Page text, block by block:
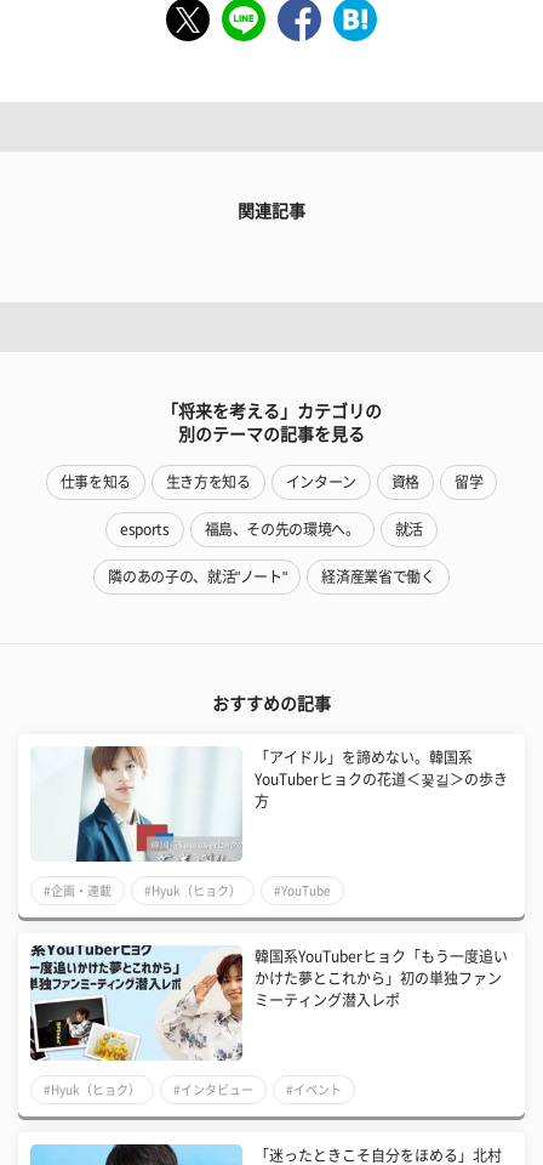
関連記事
「将来を考える」カテゴリの
別のテーマの記事を見る
仕事を知る 生き方を知る インターン 資格 留学
esports 福島、その先の環境へ。 就活
隣のあの子の、就活"ノート" 経済産業省で働く
おすすめの記事
「アイドル」を諦めない。韓国系
YouTuberヒョクの花道＜꽃길＞の歩き
方
#企画・連載 #Hyuk（ヒョク） #YouTube
韓国系YouTuberヒョク「もう一度追い
かけた夢とこれから」初の単独ファン
ミーティング潜入レポ
#Hyuk（ヒョク） #インタビュー #イベント
「迷ったときこそ自分をほめる」北村